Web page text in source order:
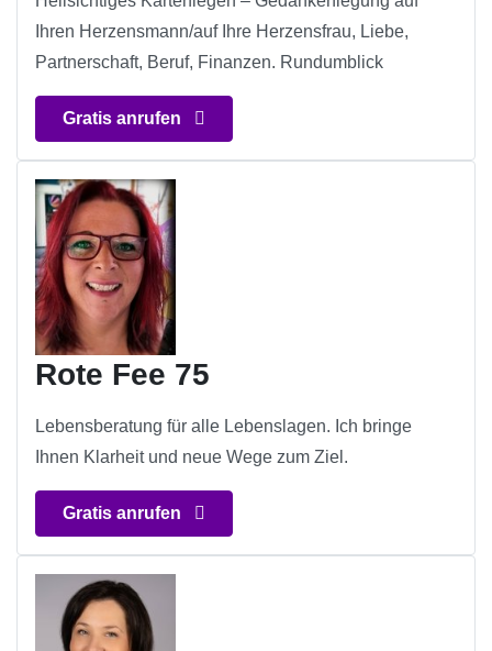
Ihren Herzensmann/auf Ihre Herzensfrau, Liebe,
Partnerschaft, Beruf, Finanzen. Rundumblick
Gratis anrufen
Rote Fee 75
Lebensberatung für alle Lebenslagen. Ich bringe
Ihnen Klarheit und neue Wege zum Ziel.
Gratis anrufen